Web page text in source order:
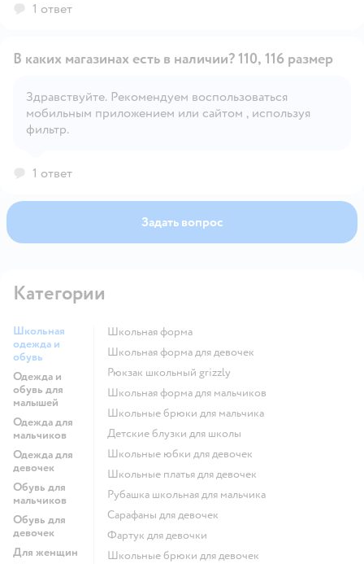
активность ребенка и т.д.
1 ответ
Открыть вопрос
В каких магазинах есть в наличии? 110, 116 размер
Здравствуйте. Рекомендуем воспользоваться
мобильным приложением или сайтом , используя
фильтр.
1 ответ
Задать вопрос
Категории
Школьная
одежда и
обувь
Одежда и
обувь для
малышей
Одежда для
мальчиков
Одежда для
девочек
Обувь для
мальчиков
Обувь для
девочек
Для женщин
Школьная форма
Школьная форма для девочек
Рюкзак школьный grizzly
Школьная форма для мальчиков
Школьные брюки для мальчика
Детские блузки для школы
Школьные юбки для девочек
Школьные платья для девочек
Рубашка школьная для мальчика
Сарафаны для девочек
Фартук для девочки
Школьные брюки для девочек